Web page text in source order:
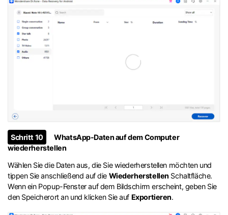
Schritt 10
WhatsApp-Daten auf dem Computer
wiederherstellen
Wählen Sie die Daten aus, die Sie wiederherstellen möchten und
tippen Sie anschließend auf die Wiederherstellen Schaltfläche.
Wenn ein Popup-Fenster auf dem Bildschirm erscheint, geben Sie
den Speicherort an und klicken Sie auf Exportieren.